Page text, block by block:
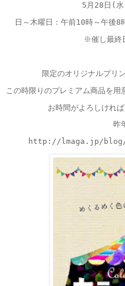
5 月 28 日(
日～木曜日：午前10時～午後
※催し最終
限定のオリジナルプリ
この時限りのプレミアム商品を
お時間がよろしけれ
昨
http://lmaga.jp/blog/